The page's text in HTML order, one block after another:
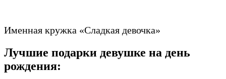
Именная кружка «Сладкая девочка»
Лучшие подарки девушке на день
рождения: